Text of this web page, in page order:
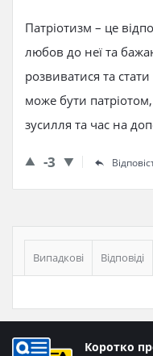
Патріотизм – це
любов до неї та
розвиватися та
може бути
зусилля та час на
-3
Бічна
панель
Випадкові Відповіді
Нижній Коротко